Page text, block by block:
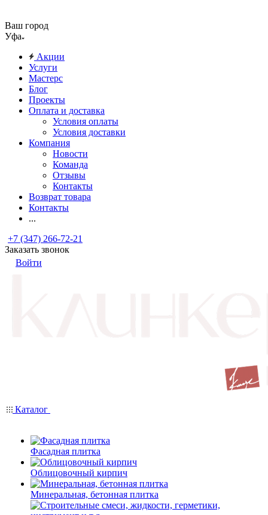
Ваш город
Уфа
Акции
Услуги
Мастерс
Блог
Проекты
Оплата и доставка
Условия оплаты
Условия доставки
Компания
Новости
Команда
Отзывы
Контакты
Возврат товара
Контакты
...
+7 (347) 266-72-21
Заказать звонок
Войти
Каталог
Фасадная плитка
Облицовочный кирпич
Минеральная, бетонная плитка